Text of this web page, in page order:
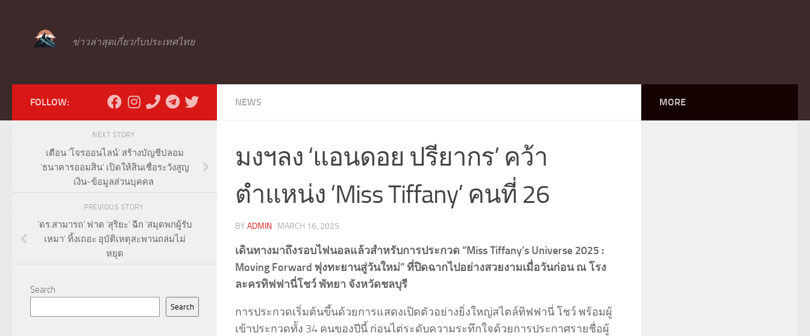
ข่าวล่าสุดเกี่ยวกับประเทศไทย
NEWS
มงฯลง ‘แอนดอย ปรียากร’ คว้า
ตำแหน่ง ‘Miss Tiffany’ คนที่ 26
BY ADMIN · MARCH 16, 2025
เดินทางมาถึงรอบไฟนอลแล้วสำหรับการประกวด “Miss Tiffany’s Universe 2025 :
Moving Forward พุ่งทะยานสู่วันใหม่” ที่ปิดฉากไปอย่างสวยงามเมื่อวันก่อน ณ โรง
ละครทิฟฟานี่โชว์ พัทยา จังหวัดชลบุรี
การประกวดเริ่มต้นขึ้นด้วยการแสดงเปิดตัวอย่างยิ่งใหญ่สไตล์ทิฟฟานี่ โชว์ พร้อมผู้
เข้าประกวดทั้ง 34 คนของปีนี้ ก่อนไต่ระดับความระทึกใจด้วยการประกาศรายชื่อผู้
FOLLOW:
NEXT STORY
เตือน ‘โจรออนไลน์’ สร้างบัญชีปลอม
‘ธนาคารออมสิน’ เปิดให้สินเชื่อระวังสูญ
เงิน-ข้อมูลส่วนบุคคล
PREVIOUS STORY
‘ดร.สามารถ’ ฟาด ‘สุริยะ’ ฉีก ‘สมุดพกผู้รับ
เหมา’ ทิ้งเถอะ อุบัติเหตุสะพานถล่มไม่
หยุด
Search
Search
MORE